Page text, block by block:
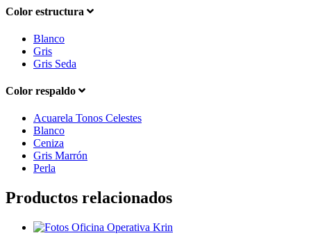
Color estructura
Blanco
Gris
Gris Seda
Color respaldo
Acuarela Tonos Celestes
Blanco
Ceniza
Gris Marrón
Perla
Productos relacionados